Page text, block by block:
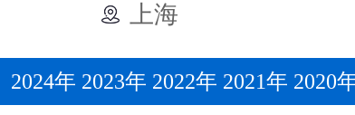
上海
2024年 2023年 2022年 2021年 2020